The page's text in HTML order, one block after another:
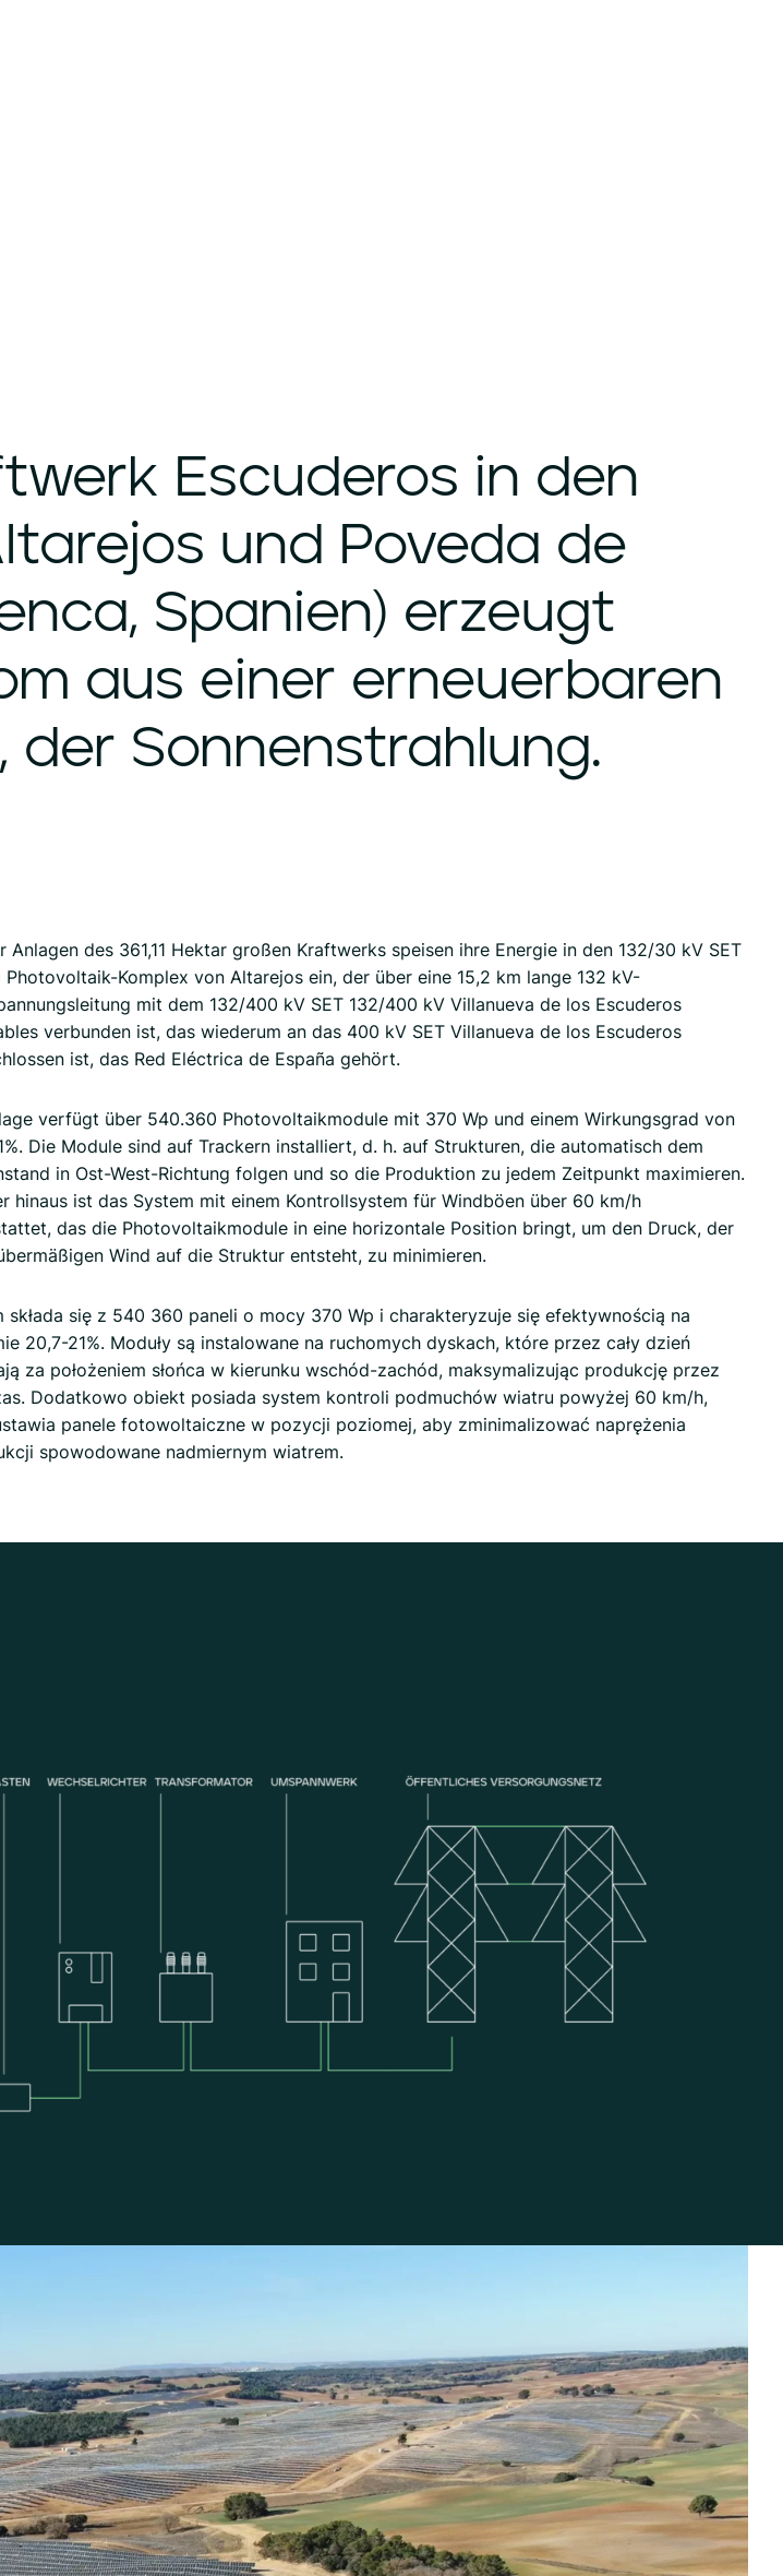
Escuderos in den
und Poveda de
Spanien) erzeugt
aus einer erneuerbaren
der Sonnenstrahlung.
Anlagen des 361,11 Hektar großen Kraftwerks speisen ihre Energie in den 132/30 kV SET
Photovoltaik-Komplex von Altarejos ein, der über eine 15,2 km lange 132 kV-
mit dem 132/400 kV SET 132/400 kV Villanueva de los Escuderos
verbunden ist, das wiederum an das 400 kV SET Villanueva de los Escuderos
ist, das Red Eléctrica de España gehört.
verfügt über 540.360 Photovoltaikmodule mit 370 Wp und einem Wirkungsgrad von
Die Module sind auf Trackern installiert, d. h. auf Strukturen, die automatisch dem
in Ost-West-Richtung folgen und so die Produktion zu jedem Zeitpunkt maximieren.
hinaus ist das System mit einem Kontrollsystem für Windböen über 60 km/h
das die Photovoltaikmodule in eine horizontale Position bringt, um den Druck, der
Wind auf die Struktur entsteht, zu minimieren.
składa się z 540 360 paneli o mocy 370 Wp i charakteryzuje się efektywnością na
20,7-21%. Moduły są instalowane na ruchomych dyskach, które przez cały dzień
za położeniem słońca w kierunku wschód-zachód, maksymalizując produkcję przez
Dodatkowo obiekt posiada system kontroli podmuchów wiatru powyżej 60 km/h,
panele fotowoltaiczne w pozycji poziomej, aby zminimalizować naprężenia
spowodowane nadmiernym wiatrem.